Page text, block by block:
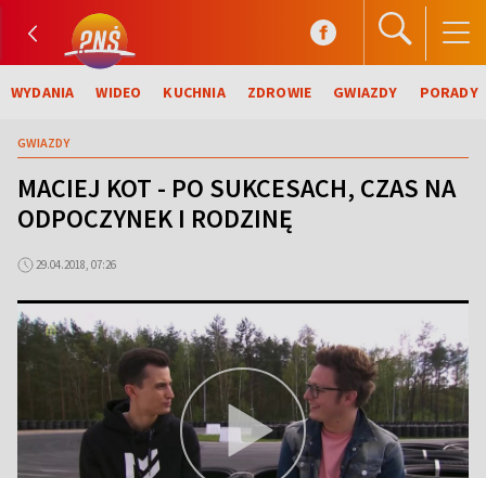
WYDANIA WIDEO KUCHNIA ZDROWIE GWIAZDY PORADY
GWIAZDY
MACIEJ KOT - PO SUKCESACH, CZAS NA
ODPOCZYNEK I RODZINĘ
29.04.2018, 07:26